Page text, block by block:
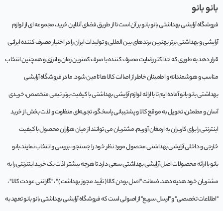
بانو بانو
فروشگاه آرایشی بهداشتی بانو بانو بر آن است تا از طریق فضای آنلاین خرید، مجموعه‌ ای از لوازم
آرایشی و بهداشتی برتر بهترین برندهای بین المللی و تولیدات ایران را در اختیار مصرف کننده ایرانی
قرار دهد به طوری که حداکثر رضایت مصرف کننده با صرف کمترین زمان و انرژی و همچنین انتخاب
مناسب و هوشمندانه و اطمینان خاطر از اصالت کالا ها تامین شود. ما در فروشگاه آرایشی
بهداشتی بانو بانو آماده ایم تا با ارائه لوازم آرایشی بهداشتی با کیفیت برتر، تیمی متخصص، خریدی
آسان و مطمئن، تحویل به موقع کالا و پشتیبانی پاسخگو، تجربه‌ای متفاوت و لذت بخش از خرید
اینترنتی را برای کاربران به ارمغان آوریم. مشتريان می توانند از ميان هزاران محصول با کيفيت
خارجی و داخلی آرایشی بهداشتی محصول مورد نظر خود را جستجو ، بررسی و انتخاب نمايند.بانو
بانو با ارائه محصولات اصل آرایشی بهداشتی سعی دارد تا هرچه بیشتر لذت یک خرید اینترنتی را به
مشتریان خود هدیه دهد. ضمانت "اصل بودن کالا ( تأیید مجوز بهداشت ) " ، "گارانتی عودت کالا" ،
"اطلاعات تخصصی" و "ارسال سریع" از اصولی است که فروشگاه آرایشی بهداشتی بانو بانو تعهد به